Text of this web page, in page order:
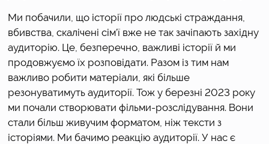
Ми побачили, що історії про людські страждання,
вбивства, скалічені сім’ї вже не так зачіпають західну
аудиторію. Це, безперечно, важливі історії й ми
продовжуємо їх розповідати. Разом із тим нам
важливо робити матеріали, які більше
резонуватимуть аудиторії. Тож у березні 2023 року
ми почали створювати фільми-розслідування. Вони
стали більш живучим форматом, ніж тексти з
історіями. Ми бачимо реакцію аудиторії. У нас є